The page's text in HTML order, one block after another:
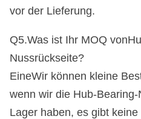
vor der Lieferung.
Q5.Was ist Ihr MOQ von
Nussrückseite?
EineWir können kleine
wenn wir die Hub-
Lager haben, es gibt